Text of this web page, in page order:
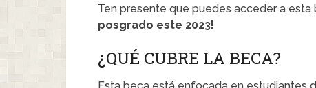
Ten presente que puedes acceder a
posgrado este 2023!
¿QUÉ CUBRE LA BECA?